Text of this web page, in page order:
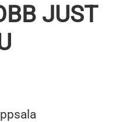
JUST